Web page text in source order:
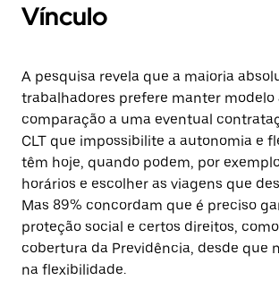
Vínculo
A pesquisa revela que a maioria
trabalhadores prefere manter modelo
comparação a uma eventual
CLT que impossibilite a autonomia e
têm hoje, quando podem, por
horários e escolher as viagens que
Mas 89% concordam que é preciso
proteção social e certos direitos,
cobertura da Previdência, desde que
na flexibilidade.